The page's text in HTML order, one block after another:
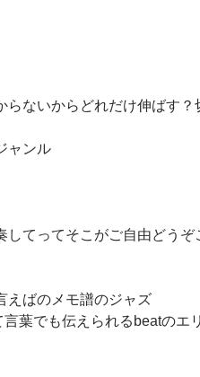
らないからどれだけ伸ばす？
ャンル
てってそこがご自由どうぞ
えばのメモ譜のジャズ
葉でも伝えられるbeatのエ